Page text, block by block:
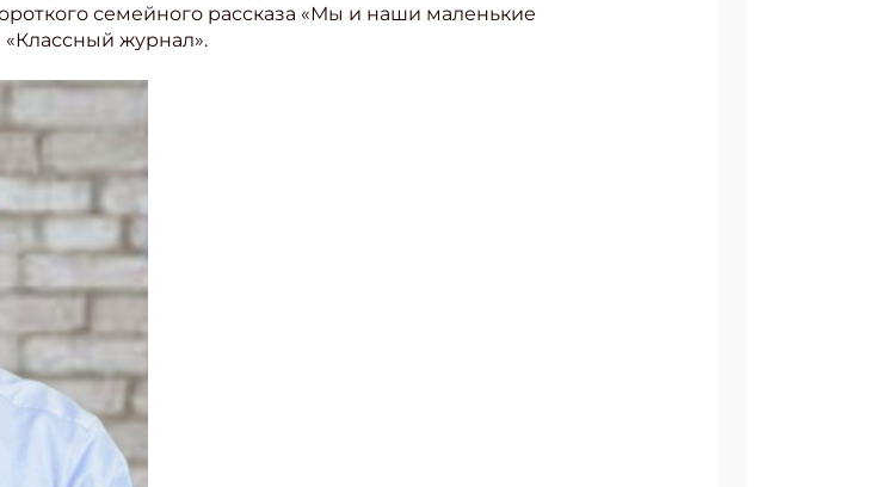
семейного рассказа «Мы и наши маленькие
«Классный журнал».